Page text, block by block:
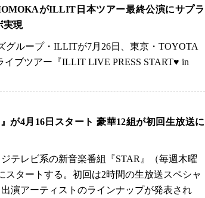
がILLIT日本ツアー最終公演にサプラ
実現
グループ・ILLITが7月26日、東京・TOYOTA
ブツアー『ILLIT LIVE PRESS START♥ in
が4月16日スタート 豪華12組が初回生放送に
テレビ系の新音楽番組『STAR』（毎週木曜
スタートする。初回は2時間の生放送スペシャ
演アーティストのラインナップが発表され